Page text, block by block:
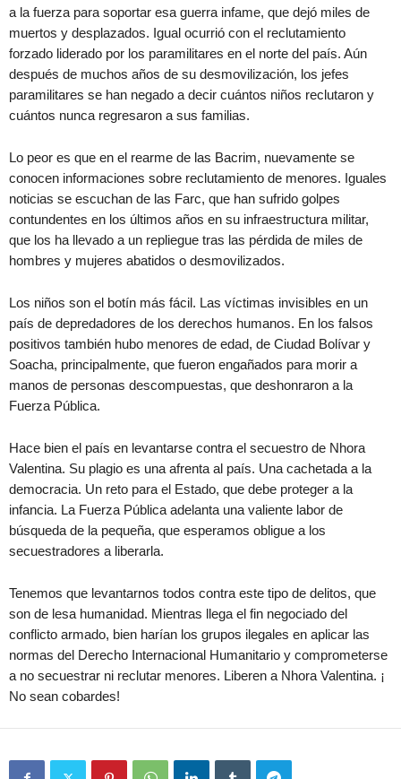
a la fuerza para soportar esa guerra infame, que dejó miles de
muertos y desplazados. Igual ocurrió con el reclutamiento
forzado liderado por los paramilitares en el norte del país. Aún
después de muchos años de su desmovilización, los jefes
paramilitares se han negado a decir cuántos niños reclutaron y
cuántos nunca regresaron a sus familias.
Lo peor es que en el rearme de las Bacrim, nuevamente se
conocen informaciones sobre reclutamiento de menores. Iguales
noticias se escuchan de las Farc, que han sufrido golpes
contundentes en los últimos años en su infraestructura militar,
que los ha llevado a un repliegue tras las pérdida de miles de
hombres y mujeres abatidos o desmovilizados.
Los niños son el botín más fácil. Las víctimas invisibles en un
país de depredadores de los derechos humanos. En los falsos
positivos también hubo menores de edad, de Ciudad Bolívar y
Soacha, principalmente, que fueron engañados para morir a
manos de personas descompuestas, que deshonraron a la
Fuerza Pública.
Hace bien el país en levantarse contra el secuestro de Nhora
Valentina. Su plagio es una afrenta al país. Una cachetada a la
democracia. Un reto para el Estado, que debe proteger a la
infancia. La Fuerza Pública adelanta una valiente labor de
búsqueda de la pequeña, que esperamos obligue a los
secuestradores a liberarla.
Tenemos que levantarnos todos contra este tipo de delitos, que
son de lesa humanidad. Mientras llega el fin negociado del
conflicto armado, bien harían los grupos ilegales en aplicar las
normas del Derecho Internacional Humanitario y comprometerse
a no secuestrar ni reclutar menores. Liberen a Nhora Valentina. ¡
No sean cobardes!